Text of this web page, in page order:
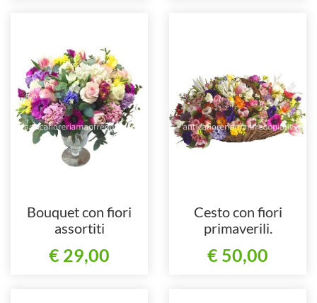
Bouquet con fiori
assortiti
€ 29,00
Cesto con fiori
primaverili.
€ 50,00